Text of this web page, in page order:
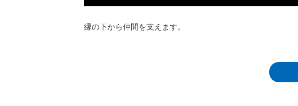
縁の下から仲間を支えます。